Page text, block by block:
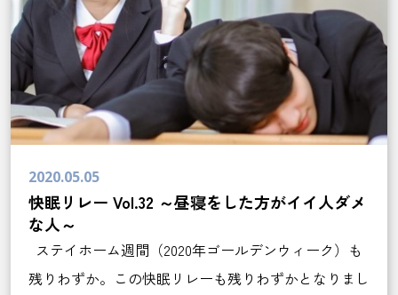
2020.05.05
快眠リレー Vol.32 ～昼寝をした方がイイ人ダメ
な人～
ステイホーム週間（2020年ゴールデンウィーク）も
残りわずか。この快眠リレーも残りわずかとなりまし